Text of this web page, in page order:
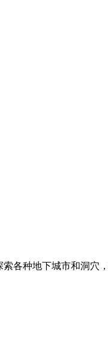
各种地下城市和洞穴